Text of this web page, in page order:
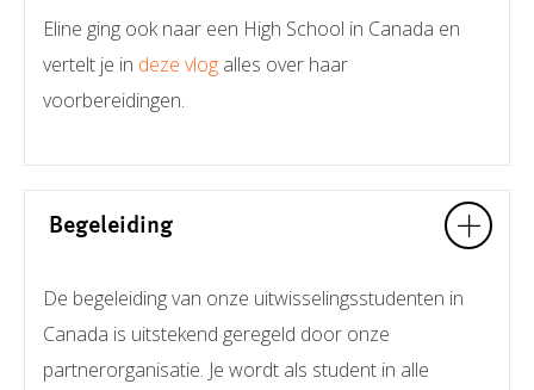
Eline ging ook naar een High School in Canada en
vertelt je in deze vlog alles over haar
voorbereidingen.
Begeleiding
De begeleiding van onze uitwisselingsstudenten in
Canada is uitstekend geregeld door onze
partnerorganisatie. Je wordt als student in alle